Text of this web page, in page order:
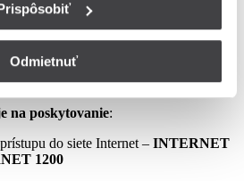
Odmietnuť
– Internet samostatne – LIS
na poskytovanie:
do siete Internet – INTERNET
1200